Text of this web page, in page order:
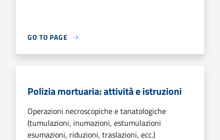
GO TO PAGE
Polizia mortuaria: attività e istruzioni
Operazioni necroscopiche e tanatologiche
(tumulazioni, inumazioni, estumulazioni
esumazioni, riduzioni, traslazioni, ecc.)